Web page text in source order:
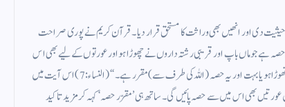
دی اور انھیں بھی وراثت کا مستحق قرار دیا ۔ قرآن کریم نے پوری صراحت
ہے جو ماں باپ اور قریبی رشتہ داروں نے چھوڑا ہو اور عورتوں کے لیے بھی اس
مال میں حصہ ہے جو ماں باپ اور قریبی رشتہ داروں نے چھوڑا ہو ، خواہ تھوڑا ہو یا بہت اور یہ حصہ (اللہ کی طرف سے) مقرر ہے ۔“ (النساء : 7) اس آیت میں
عورتیں بھی اس میں سے حصہ پائیں گی ۔ ساتھ ہی ’مقرّر حصہ‘ کہہ کر مزید تاکید